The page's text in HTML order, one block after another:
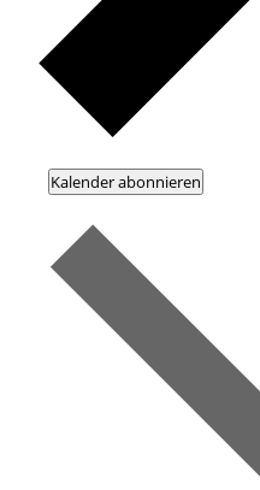
Kalender abonnieren